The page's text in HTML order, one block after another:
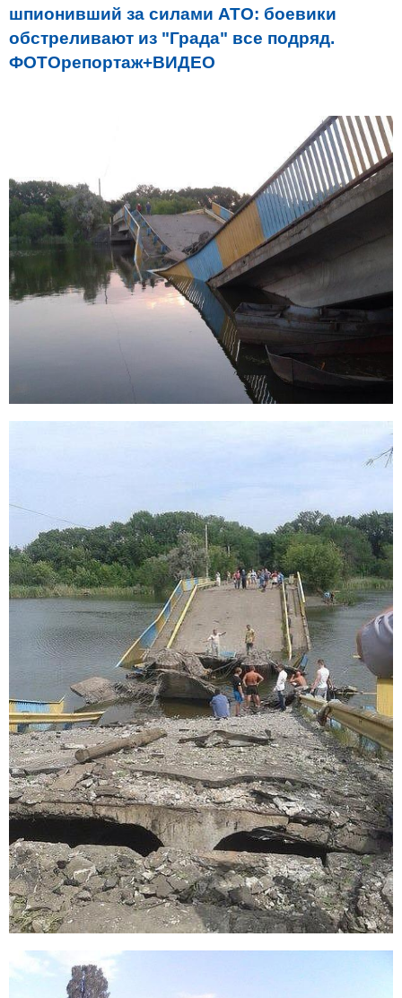
шпионивший за силами АТО: боевики
обстреливают из "Града" все подряд.
ФОТОрепортаж+ВИДЕО